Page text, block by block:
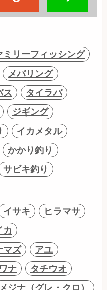
ミリーフィッシング
メバリング
ス
タイラバ
ジギング
イカメタル
かかり釣り
サビキ釣り
イサキ
ヒラマサ
カ
マズ
アユ
ナ
タチウオ
メジナ（グレ・クロ）